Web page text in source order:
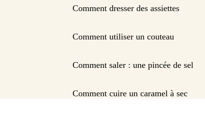
Comment dresser des assiettes
Comment utiliser un couteau
Comment saler : une pincée de sel
Comment cuire un caramel à sec